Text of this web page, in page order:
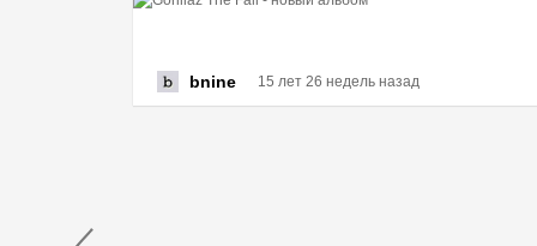
bnine 15 лет 26 недель назад